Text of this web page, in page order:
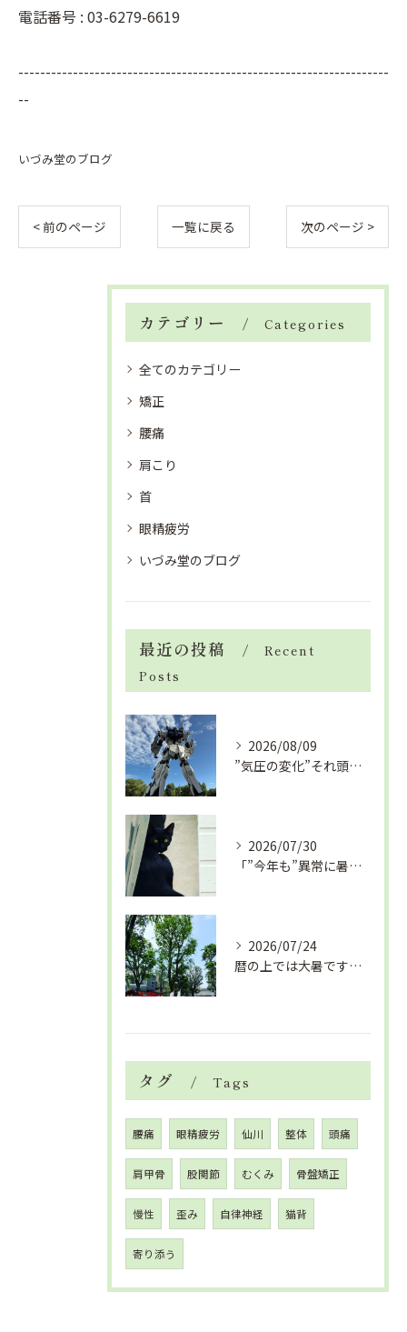
電話番号 : 03-6279-6619
--------------------------------------------------------------------
--
いづみ堂のブログ
< 前のページ 一覧に戻る 次のページ >
カテゴリー Categories
全てのカテゴリー
矯正
腰痛
肩こり
首
眼精疲労
いづみ堂のブログ
最近の投稿
Recent
Posts
2026/08/09
”気圧の変化”それ頭痛の”たね”ですよ「眼精疲労改善コース」
2026/07/30
「”今年も”異常に暑い夏」酷暑+冷房＝夏風邪、腰痛、ひざの痛...
2026/07/24
暦の上では大暑です！腰痛や肩こりから来る頭痛
タグ Tags
腰痛 眼精疲労 仙川 整体 頭痛
肩甲骨 股関節 むくみ 骨盤矯正
慢性 歪み 自律神経 猫背
寄り添う